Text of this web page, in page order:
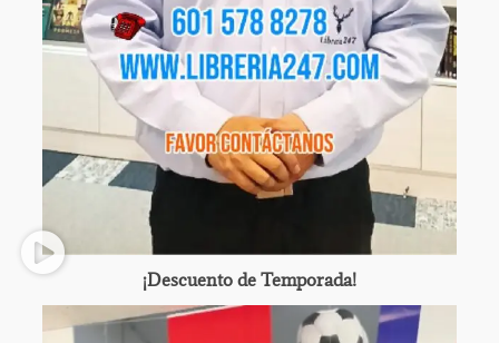
¡Descuento de Temporada!